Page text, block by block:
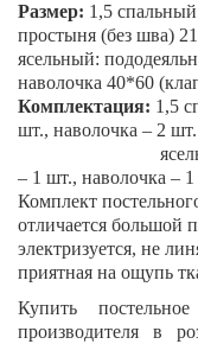
Размер: 1,5
простыня (без шва)
ясельный:
наволочка 40*60
Комплектация: 1,5
шт., наволочка – 2 шт.
ясельный:
– 1 шт., наволочка –
Комплект
отличается большой
электризуется, не
приятная на ощупь
Купить
производителя в